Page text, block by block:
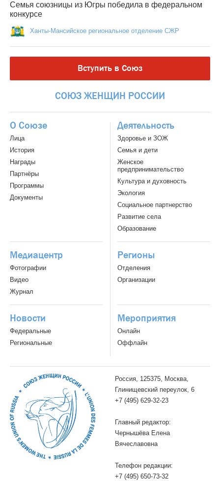
Семья союзницы из Югры победила в федеральном
конкурсе
Ханты-Мансийское региональное отделение СЖР
Вступить в Союз
СОЮЗ ЖЕНЩИН РОССИИ
О Союзе
Лица
История
Награды
Партнёры
Программы
Документы
Деятельность
Здоровье и ЗОЖ
Семья и дети
Женское
предпринимательство
Культура и духовность
Экология
Социальное партнерство
Развитие села
Образование
Медиацентр
Фотографии
Видео
Журнал
Регионы
Отделения
Организации
Новости
Федеральные
Региональные
Мероприятия
Онлайн
Оффлайн
Россия, 125375, Москва,
Глинищевский переулок, 6
+7 (495) 629-32-23
Главный редактор:
Чернышёва Елена
Вячеславовна
Телефон редакции:
+7 (495) 650-73-32